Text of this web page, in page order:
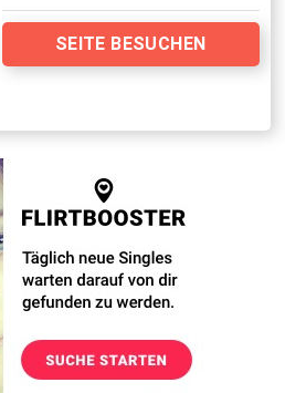
SEITE BESUCHEN